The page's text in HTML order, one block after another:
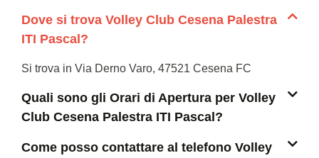
Dove si trova Volley Club Cesena Palestra
ITI Pascal?
Si trova in Via Derno Varo, 47521 Cesena FC
Quali sono gli Orari di Apertura per Volley
Club Cesena Palestra ITI Pascal?
Come posso contattare al telefono Volley